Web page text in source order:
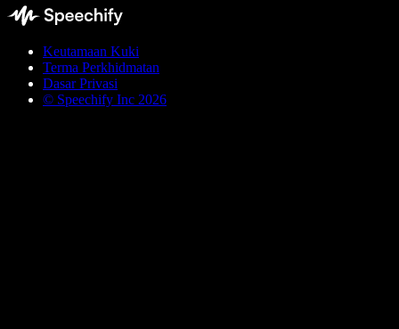
Keutamaan Kuki
Terma Perkhidmatan
Dasar Privasi
© Speechify Inc 2026